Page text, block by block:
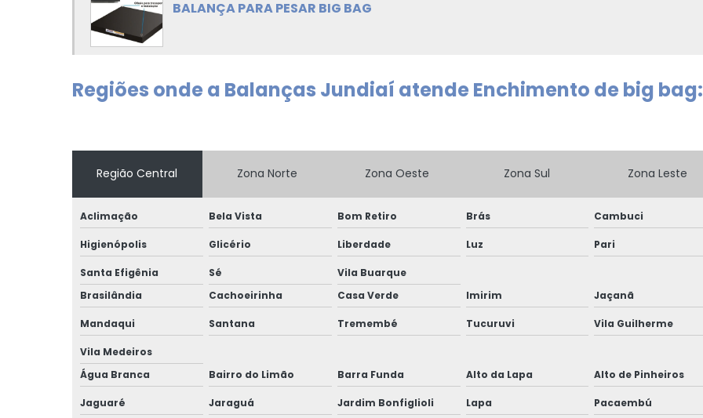
BALANÇA PARA PESAR BIG BAG
Regiões onde a Balanças Jundiaí atende Enchimento de big bag:
Região Central Zona Norte Zona Oeste Zona Sul Zona Leste
Aclimação Bela Vista Bom Retiro Brás Cambuci
Higienópolis Glicério Liberdade Luz Pari
Santa Efigênia Sé
Vila Buarque
Brasilândia
Cachoeirinha Casa Verde Imirim Jaçanã
Mandaqui Santana Tremembé Tucuruvi Vila Guilherme
Vila Medeiros
Água Branca
Bairro do Limão Barra Funda Alto da Lapa Alto de Pinheiros
Jaguaré Jaraguá Jardim Bonfiglioli Lapa Pacaembú